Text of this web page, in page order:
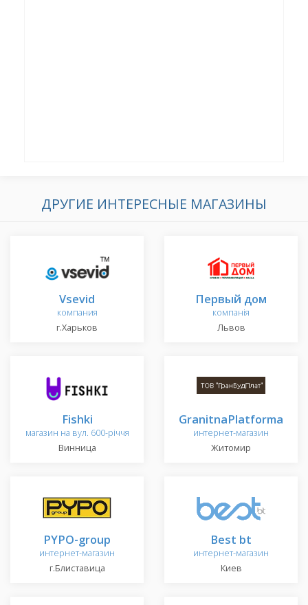
ДРУГИЕ ИНТЕРЕСНЫЕ МАГАЗИНЫ
Vsevid
компания
г.Харьков
Первый дом
компанія
Львов
Fishki
магазин на вул. 600-річчя
Винница
GranitnaPlatforma
интернет-магазин
Житомир
PYPO-group
интернет-магазин
г.Блиставица
Best bt
интернет-магазин
Киев